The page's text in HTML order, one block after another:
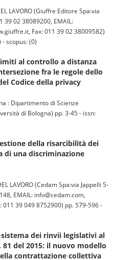
LAVORO (Giuffre Editore Spa:via
39 02 38089200, EMAIL:
Fax: 011 39 02 38009582)
- scopus: (0)
al controllo a distanza
fra le regole dello
Codice della privacy
: Dipartimento di Scienze
di Bologna) pp. 3-45 - issn:
della risarcibilità dei
una discriminazione
LAVORO (Cedam Spa:via Jappelli 5-
EMAIL: info@cedam.com,
011 39 049 8752900) pp. 579-596 -
dei rinvii legislativi al
del 2015: il nuovo modello
contrattazione collettiva